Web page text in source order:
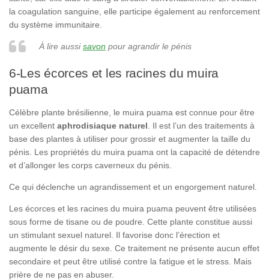
la coagulation sanguine, elle participe également au renforcement
du système immunitaire.
À lire aussisavon pour agrandir le pénis
6-Les écorces et les racines du muira
puama
Célèbre plante brésilienne, le muira puama est connue pour être
un excellent aphrodisiaque naturel . Il est l’un des traitements à
base des plantes à utiliser pour grossir et augmenter la taille du
pénis. Les propriétés du muira puama ont la capacité de détendre
et d’allonger les corps caverneux du pénis.
Ce qui déclenche un agrandissement et un engorgement naturel.
Les écorces et les racines du muira puama peuvent être utilisées
sous forme de tisane ou de poudre. Cette plante constitue aussi
un stimulant sexuel naturel. Il favorise donc l’érection et
augmente le désir du sexe. Ce traitement ne présente aucun effet
secondaire et peut être utilisé contre la fatigue et le stress. Mais
prière de ne pas en abuser.